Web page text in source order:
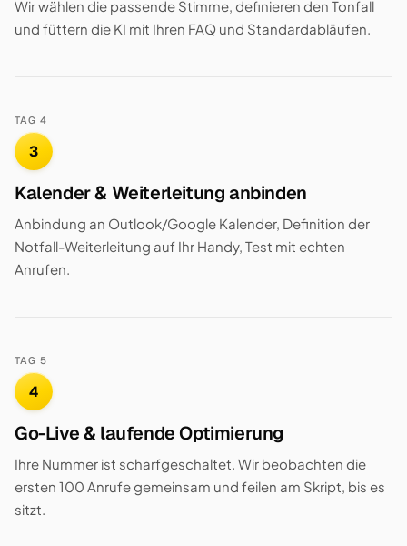
Wir wählen die passende Stimme, definieren den Tonfall
und füttern die KI mit Ihren FAQ und Standardabläufen.
TAG 4
3
Kalender & Weiterleitung anbinden
Anbindung an Outlook/Google Kalender, Definition der
Notfall-Weiterleitung auf Ihr Handy, Test mit echten
Anrufen.
TAG 5
4
Go-Live & laufende Optimierung
Ihre Nummer ist scharfgeschaltet. Wir beobachten die
ersten 100 Anrufe gemeinsam und feilen am Skript, bis es
sitzt.